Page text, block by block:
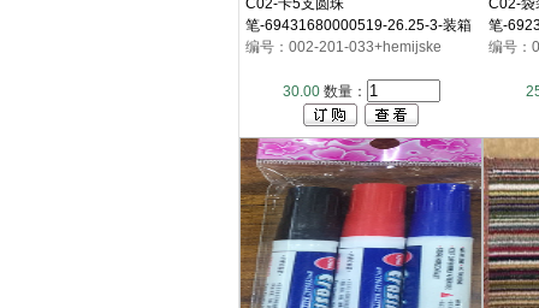
C02-卡5支圆珠
笔-69431680000519-26.25-3-装箱
数640
编号：002-201-033+hemijske
30.00数量：
C02-袋
笔-
数500
编号：